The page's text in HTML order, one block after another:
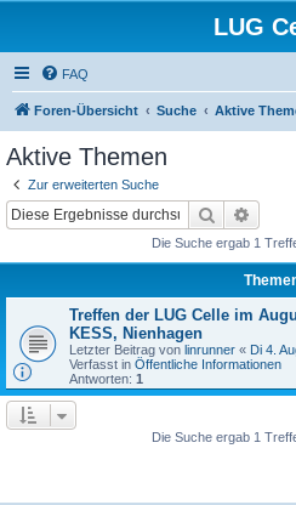
LUG
FAQ
Foren-Übersicht Suche Aktive
Aktive Themen
Zur erweiterten Suche
Suche
Die Suche ergab 1
Treffen der LUG Celle im
KESS, Nienhagen
Letzter Beitrag von linrunner « Di 4.
Verfasst in Öffentliche Informationen
Antworten: 1
Die Suche ergab 1